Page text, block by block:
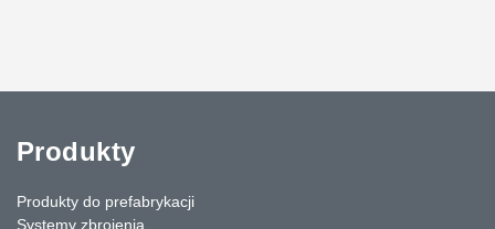
Produkty
Produkty do prefabrykacji
Systemy zbrojenia